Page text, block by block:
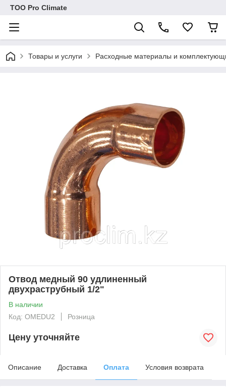
ТОО Pro Climate
Товары и услуги Расходные материалы и
Отвод медный 90 удлиненный
двухраструбный 1/2"
В наличии
Код: OMEDU2
Розница
Цену уточняйте
Описание Доставка Оплата Условия возврата